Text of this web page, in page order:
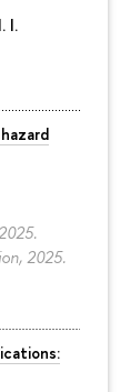
I.
2025.